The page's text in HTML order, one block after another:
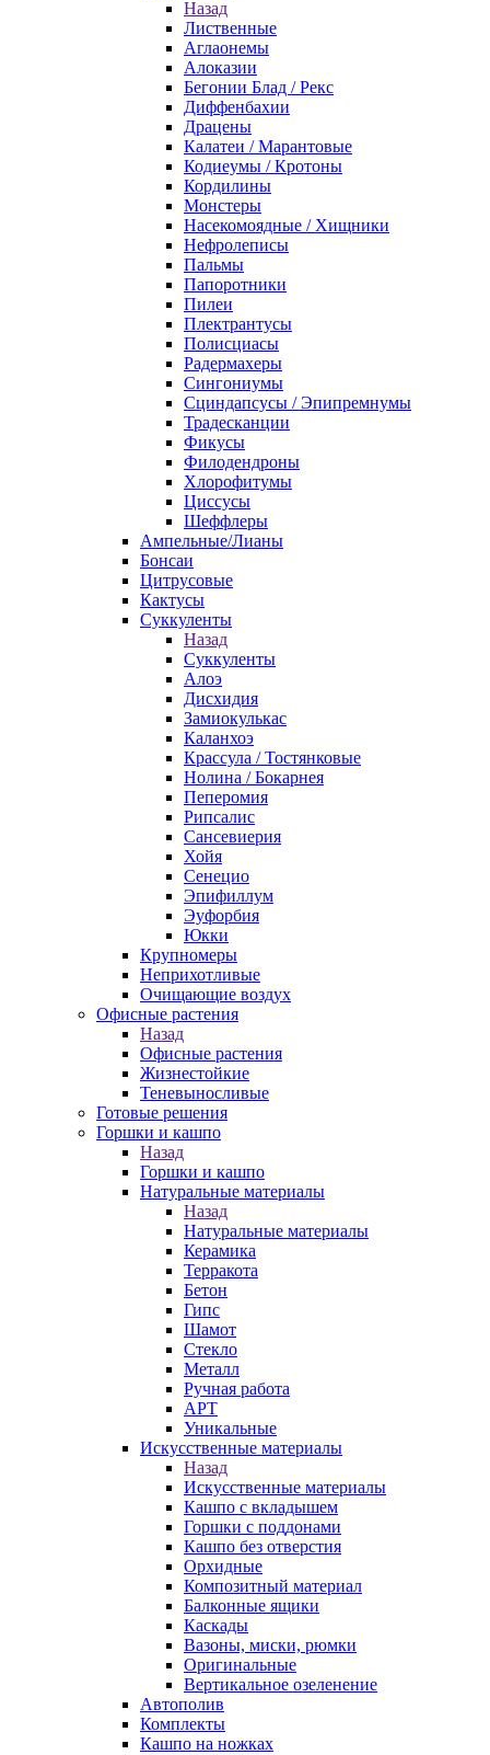
Назад
Лиственные
Аглаонемы
Алоказии
Бегонии Блад / Рекс
Диффенбахии
Драцены
Калатеи / Марантовые
Кодиеумы / Кротоны
Кордилины
Монстеры
Насекомоядные / Хищники
Нефролеписы
Пальмы
Папоротники
Пилеи
Плектрантусы
Полисциасы
Радермахеры
Сингониумы
Сциндапсусы / Эпипремнумы
Традесканции
Фикусы
Филодендроны
Хлорофитумы
Циссусы
Шеффлеры
Ампельные/Лианы
Бонсаи
Цитрусовые
Кактусы
Суккуленты
Назад
Суккуленты
Алоэ
Дисхидия
Замиокулькас
Каланхоэ
Крассула / Тостянковые
Нолина / Бокарнея
Пеперомия
Рипсалис
Сансевиерия
Хойя
Сенецио
Эпифиллум
Эуфорбия
Юкки
Крупномеры
Неприхотливые
Очищающие воздух
Офисные растения
Назад
Офисные растения
Жизнестойкие
Теневыносливые
Готовые решения
Горшки и кашпо
Назад
Горшки и кашпо
Натуральные материалы
Назад
Натуральные материалы
Керамика
Терракота
Бетон
Гипс
Шамот
Стекло
Металл
Ручная работа
АРТ
Уникальные
Искусственные материалы
Назад
Искусственные материалы
Кашпо с вкладышем
Горшки с поддонами
Кашпо без отверстия
Орхидные
Композитный материал
Балконные ящики
Каскады
Вазоны, миски, рюмки
Оригинальные
Вертикальное озеленение
Автополив
Комплекты
Кашпо на ножках